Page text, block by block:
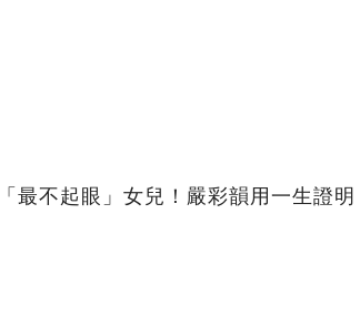
最不起眼」女兒！嚴彩韻用一生證